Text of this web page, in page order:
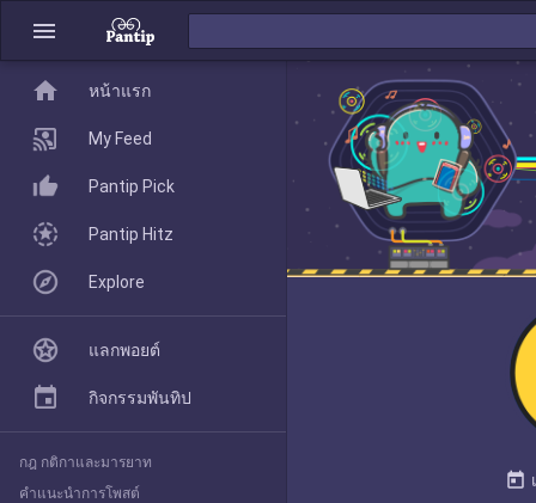
menu
today
home
Pantip Pick
Explore
home หน้าแรก
My Feed
Pantip Pick
Pantip Hitz
Explore
แลกพอยต์
กิจกรรมพันทิป
กฎ กติกาและมารยาท
คำแนะนำการโพสต์